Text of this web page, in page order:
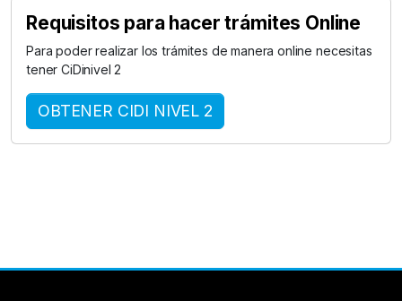
Requisitos para hacer trámites Online
Para poder realizar los trámites de manera online necesitas
tener CiDinivel 2
OBTENER CIDI NIVEL 2